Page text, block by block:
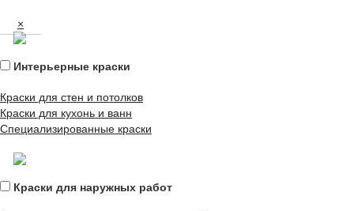
×
Интерьерные краски
Краски для стен и потолков
Краски для кухонь и ванн
Специализированные краски
Краски для наружных работ